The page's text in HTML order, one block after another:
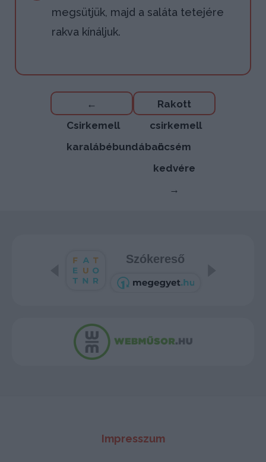
megsütjük, majd a saláta tetejére
rakva kínáljuk.
Bejegyzés
navigáció
←
Csirkemell
karalábébundában
Rakott
csirkemell
öcsém
kedvére
→
Szókereső
Impresszum